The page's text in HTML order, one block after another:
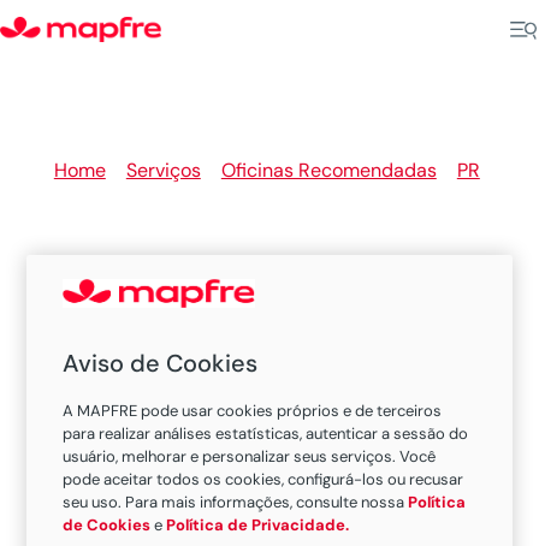
Home> Serviços> Oficinas Recomendadas> PR
Oficinas Recomendadas
MAPFRE em Apucarana
Existem 2 oficinas nesta cidade.
Aviso de Cookies
A MAPFRE pode usar cookies próprios e de terceiros
para realizar análises estatísticas, autenticar a sessão do
usuário, melhorar e personalizar seus serviços. Você
pode aceitar todos os cookies, configurá-los ou recusar
seu uso. Para mais informações, consulte nossaPolítica
de CookiesePolítica de Privacidade.